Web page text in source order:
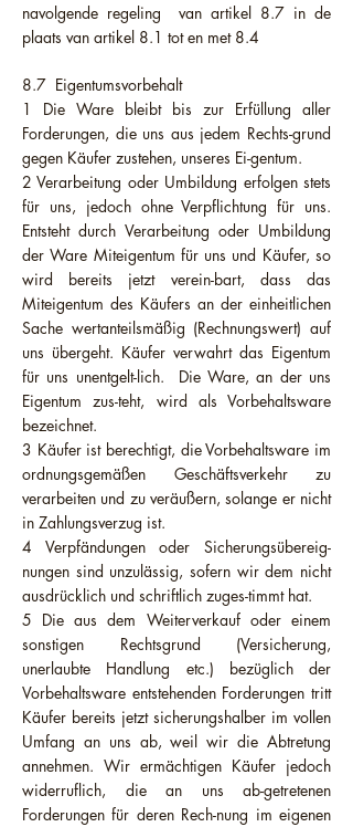
navolgende regeling van artikel 8.7 in de
plaats van artikel 8.1 tot en met 8.4
8.7 Eigentumsvorbehalt
1 Die Ware bleibt bis zur Erfüllung aller
Forderungen, die uns aus jedem Rechts-grund
gegen Käufer zustehen, unseres Ei-gentum.
2 Verarbeitung oder Umbildung erfolgen stets
für uns, jedoch ohne Verpflichtung für uns.
Entsteht durch Verarbeitung oder Umbildung
der Ware Miteigentum für uns und Käufer, so
wird bereits jetzt verein-bart, dass das
Miteigentum des Käufers an der einheitlichen
Sache wertanteilsmäßig (Rechnungswert) auf
uns übergeht. Käufer verwahrt das Eigentum
für uns unentgelt-lich. Die Ware, an der uns
Eigentum zus-teht, wird als Vorbehaltsware
bezeichnet.
3 Käufer ist berechtigt, die Vorbehaltsware im
ordnungsgemäßen Geschäftsverkehr zu
verarbeiten und zu veräußern, solange er nicht
in Zahlungsverzug ist.
4 Verpfändungen oder Sicherungsübereig-
nungen sind unzulässig, sofern wir dem nicht
ausdrücklich und schriftlich zuges-timmt hat.
5 Die aus dem Weiterverkauf oder einem
sonstigen Rechtsgrund (Versicherung,
unerlaubte Handlung etc.) bezüglich der
Vorbehaltsware entstehenden Forderungen tritt
Käufer bereits jetzt sicherungshalber im vollen
Umfang an uns ab, weil wir die Abtretung
annehmen. Wir ermächtigen Käufer jedoch
widerruflich, die an uns ab-getretenen
Forderungen für deren Rech-nung im eigenen